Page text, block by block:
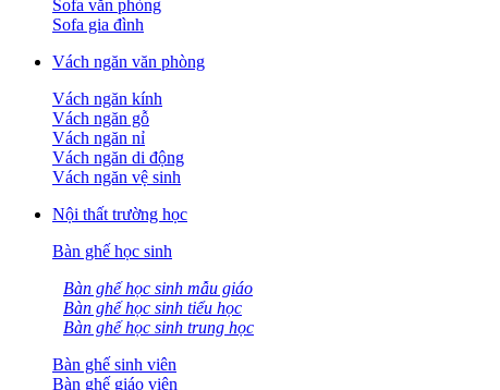
Sofa văn phòng
Sofa gia đình
Vách ngăn văn phòng
Vách ngăn kính
Vách ngăn gỗ
Vách ngăn nỉ
Vách ngăn di động
Vách ngăn vệ sinh
Nội thất trường học
Bàn ghế học sinh
Bàn ghế học sinh mẫu giáo
Bàn ghế học sinh tiểu học
Bàn ghế học sinh trung học
Bàn ghế sinh viên
Bàn ghế giáo viên